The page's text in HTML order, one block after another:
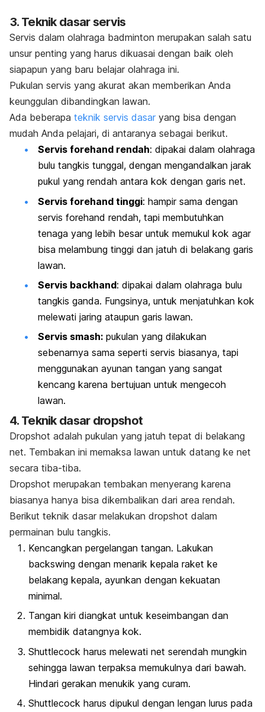
3. Teknik dasar servis
Servis dalam olahraga badminton merupakan salah satu
unsur penting yang harus dikuasai dengan baik oleh
siapapun yang baru belajar olahraga ini.
Pukulan servis yang akurat akan memberikan Anda
keunggulan dibandingkan lawan.
Ada beberapa teknik servis dasar yang bisa dengan
mudah Anda pelajari, di antaranya sebagai berikut.
Servis forehand rendah: dipakai dalam olahraga
bulu tangkis tunggal, dengan mengandalkan jarak
pukul yang rendah antara kok dengan garis net.
Servis forehand tinggi: hampir sama dengan
servis forehand rendah, tapi membutuhkan
tenaga yang lebih besar untuk memukul kok agar
bisa melambung tinggi dan jatuh di belakang garis
lawan.
Servis backhand: dipakai dalam olahraga bulu
tangkis ganda. Fungsinya, untuk menjatuhkan kok
melewati jaring ataupun garis lawan.
Servis smash: pukulan yang dilakukan
sebenarnya sama seperti servis biasanya, tapi
menggunakan ayunan tangan yang sangat
kencang karena bertujuan untuk mengecoh
lawan.
4. Teknik dasar dropshot
Dropshot adalah pukulan yang jatuh tepat di belakang
net. Tembakan ini memaksa lawan untuk datang ke net
secara tiba-tiba.
Dropshot merupakan tembakan menyerang karena
biasanya hanya bisa dikembalikan dari area rendah.
Berikut teknik dasar melakukan dropshot dalam
permainan bulu tangkis.
Kencangkan pergelangan tangan. Lakukan
backswing dengan menarik kepala raket ke
belakang kepala, ayunkan dengan kekuatan
minimal.
Tangan kiri diangkat untuk keseimbangan dan
membidik datangnya kok.
Shuttlecock harus melewati net serendah mungkin
sehingga lawan terpaksa memukulnya dari bawah.
Hindari gerakan menukik yang curam.
Shuttlecock harus dipukul dengan lengan lurus pada